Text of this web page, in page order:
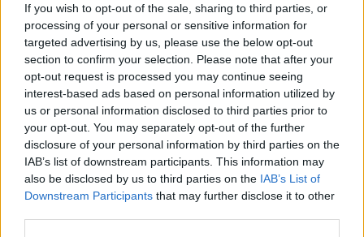
If you wish to opt-out of the sale, sharing to third parties, or
processing of your personal or sensitive information for
targeted advertising by us, please use the below opt-out
section to confirm your selection. Please note that after your
opt-out request is processed you may continue seeing
interest-based ads based on personal information utilized by
us or personal information disclosed to third parties prior to
your opt-out. You may separately opt-out of the further
disclosure of your personal information by third parties on the
IAB’s list of downstream participants. This information may
also be disclosed by us to third parties on the IAB’s List of
Downstream Participants that may further disclose it to other
Magnetinė audra
rugpjūčio 8 dieną: kokia
jos galia
Ko nereikėtų daryti po
vakarienės:
gastroenterologai davė
tris patarimus sveikam
virškinimui